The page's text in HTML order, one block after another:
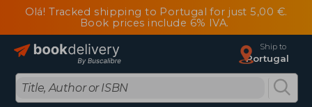
Olá! Tracked shipping to Portugal for just 5,00 €.
Book prices include 6% IVA.
Ship to
Portugal